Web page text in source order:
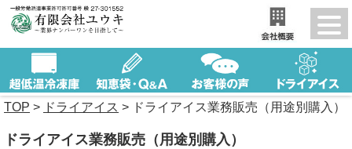
TOP > ドライアイス > ドライアイス業務販売（用途別購入）
ドライアイス業務販売（用途別購入）